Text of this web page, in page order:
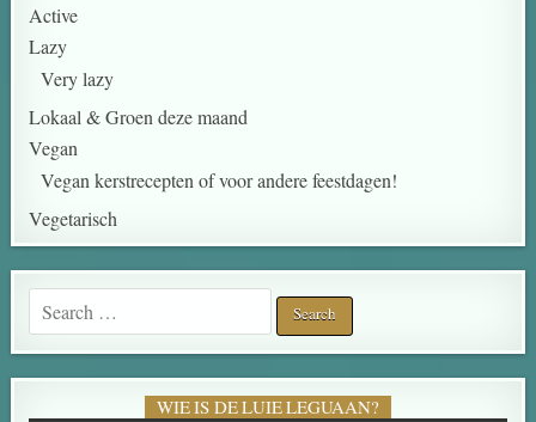
Active
Lazy
Very lazy
Lokaal & Groen deze maand
Vegan
Vegan kerstrecepten of voor andere feestdagen!
Vegetarisch
Search for:
WIE IS DE LUIE LEGUAAN?